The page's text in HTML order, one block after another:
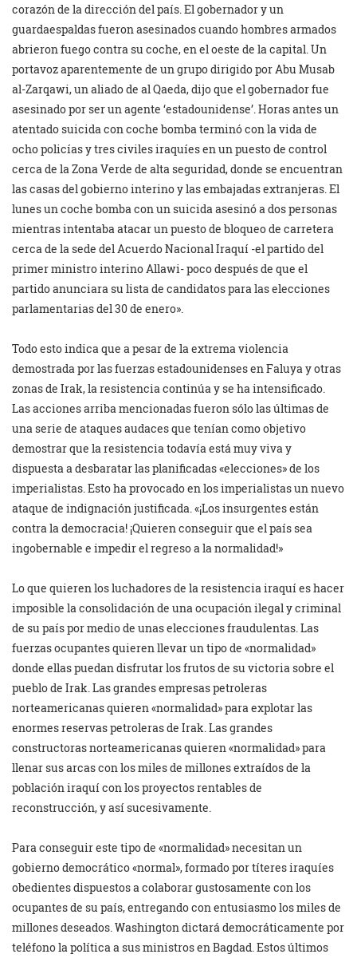
corazón de la dirección del país. El gobernador y un
guardaespaldas fueron asesinados cuando hombres armados
abrieron fuego contra su coche, en el oeste de la capital. Un
portavoz aparentemente de un grupo dirigido por Abu Musab
al-Zarqawi, un aliado de al Qaeda, dijo que el gobernador fue
asesinado por ser un agente ‘estadounidense’. Horas antes un
atentado suicida con coche bomba terminó con la vida de
ocho policías y tres civiles iraquíes en un puesto de control
cerca de la Zona Verde de alta seguridad, donde se encuentran
las casas del gobierno interino y las embajadas extranjeras. El
lunes un coche bomba con un suicida asesinó a dos personas
mientras intentaba atacar un puesto de bloqueo de carretera
cerca de la sede del Acuerdo Nacional Iraquí -el partido del
primer ministro interino Allawi- poco después de que el
partido anunciara su lista de candidatos para las elecciones
parlamentarias del 30 de enero».
Todo esto indica que a pesar de la extrema violencia
demostrada por las fuerzas estadounidenses en Faluya y otras
zonas de Irak, la resistencia continúa y se ha intensificado.
Las acciones arriba mencionadas fueron sólo las últimas de
una serie de ataques audaces que tenían como objetivo
demostrar que la resistencia todavía está muy viva y
dispuesta a desbaratar las planificadas «elecciones» de los
imperialistas. Esto ha provocado en los imperialistas un nuevo
ataque de indignación justificada. «¡Los insurgentes están
contra la democracia! ¡Quieren conseguir que el país sea
ingobernable e impedir el regreso a la normalidad!»
Lo que quieren los luchadores de la resistencia iraquí es hacer
imposible la consolidación de una ocupación ilegal y criminal
de su país por medio de unas elecciones fraudulentas. Las
fuerzas ocupantes quieren llevar un tipo de «normalidad»
donde ellas puedan disfrutar los frutos de su victoria sobre el
pueblo de Irak. Las grandes empresas petroleras
norteamericanas quieren «normalidad» para explotar las
enormes reservas petroleras de Irak. Las grandes
constructoras norteamericanas quieren «normalidad» para
llenar sus arcas con los miles de millones extraídos de la
población iraquí con los proyectos rentables de
reconstrucción, y así sucesivamente.
Para conseguir este tipo de «normalidad» necesitan un
gobierno democrático «normal», formado por títeres iraquíes
obedientes dispuestos a colaborar gustosamente con los
ocupantes de su país, entregando con entusiasmo los miles de
millones deseados. Washington dictará democráticamente por
teléfono la política a sus ministros en Bagdad. Estos últimos